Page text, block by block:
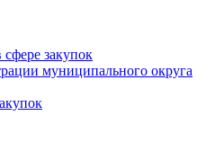
сфере закупок
муниципального округа